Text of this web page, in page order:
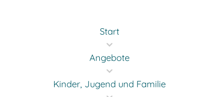
Start
Angebote
Kinder, Jugend und Familie